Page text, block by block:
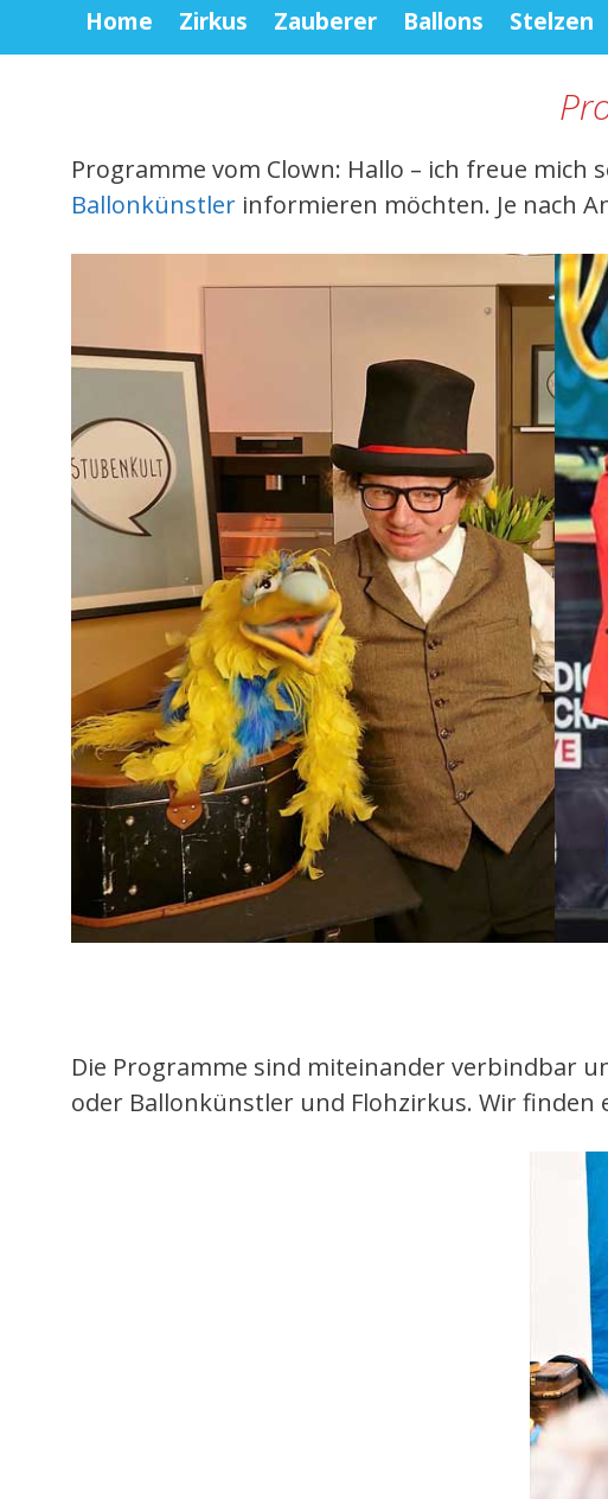
Home Zirkus Zauberer Ballons Stelzen
Programme vom Clown: Hallo – ich freue mich
Ballonkünstler informieren möchten. Je nach
Die Programme sind miteinander verbindbar
oder Ballonkünstler und Flohzirkus. Wir